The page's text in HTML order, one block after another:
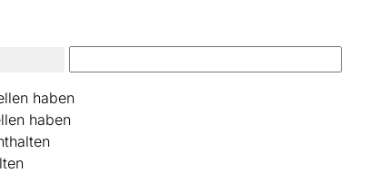
haben
haben